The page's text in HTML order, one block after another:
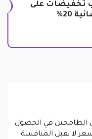
تخفيضات على
20%
الطامحين في الحصول
لا يقبل المنافسة